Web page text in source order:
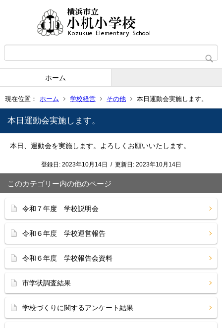
ホーム
現在位置： ホーム 学校経営 その他 本日運動会実施します。
本日運動会実施します。
本日、運動会を実施します。よろしくお願いいたします。
登録日: 2023年10月14日 / 更新日: 2023年10月14日
このカテゴリー内の他のページ
令和７年度 学校説明会
令和６年度 学校運営報告
令和６年度 学校報告会資料
市学状調査結果
学校づくりに関するアンケート結果